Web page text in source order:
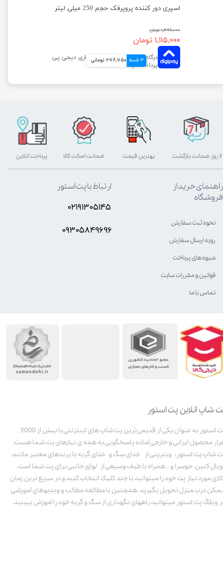
اسپری دور کننده پروپرفک حجم 250 میلی لیتر
۱,۴۹۹,۰۰۰ تومان
۱,۱۱۵,۰۰۰ تومان
4 قسط 278,750 تومانی
شاپ آنلاین پت استور
پت استور به عنوان یکی از قدیمی‌ترین پت شاپ های اینترنتی با بیش از 3000
محصول ایرانی و خارجی آماده پاسخگویی به همه ی نیازهای پت شما هست.
شاپ پت استور، ویترینی از غذای سگ و غذای گربه با برندهای معتبر مانند:
کنین، جوسرا و .. همراه با طیف وسیعی از لوازم جانبی برای پت شما است.
مورد نیاز پت خود را میتوانید با چند کلیک انتخاب کنید و در سریع ترین زمان
درب منزل تحویل بگیرید. همچنین با مطالعه مطالب و ویدیوهای آموزشی
وبلاگ پت استور میتوانید راههای نگهداری از سگ و گربه خود را آموزش ببینید.
بهترین قیمت پرداخت آنلاین ۷ روز ضمانت بازگشت ضمانت اصالت کالا
راهنمای خرید از
فروشگاه
نحوه ثبت سفارش
رویه ارسال سفارش
شیوه‌های پرداخت
قوانین و مقررات سایت
تماس با ما
ارتباط با پت استور
۰۲۱۹۱۳۰۵۱۴۵
۰۹۳۰۵8۴9696